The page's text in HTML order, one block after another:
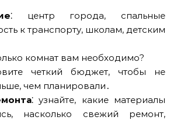
⁚ центр города‚ спальные
к транспорту‚ школам‚ детским
комнат вам необходимо?
четкий бюджет‚ чтобы не
чем планировали․
⁚ узнайте‚ какие материалы
насколько свежий ремонт‚